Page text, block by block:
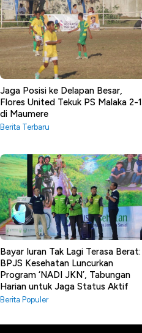
Jaga Posisi ke Delapan Besar,
Flores United Tekuk PS Malaka 2-1
di Maumere
Berita Terbaru
Bayar Iuran Tak Lagi Terasa Berat:
BPJS Kesehatan Luncurkan
Program ‘NADI JKN’, Tabungan
Harian untuk Jaga Status Aktif
Berita Populer